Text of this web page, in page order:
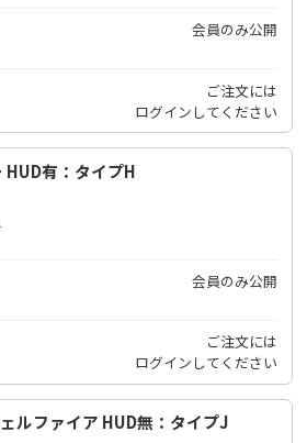
会員のみ公開
ご注文には
ログイン してください
有：タイプH
会員のみ公開
ご注文には
ログイン してください
ルファイア HUD無：タイプJ